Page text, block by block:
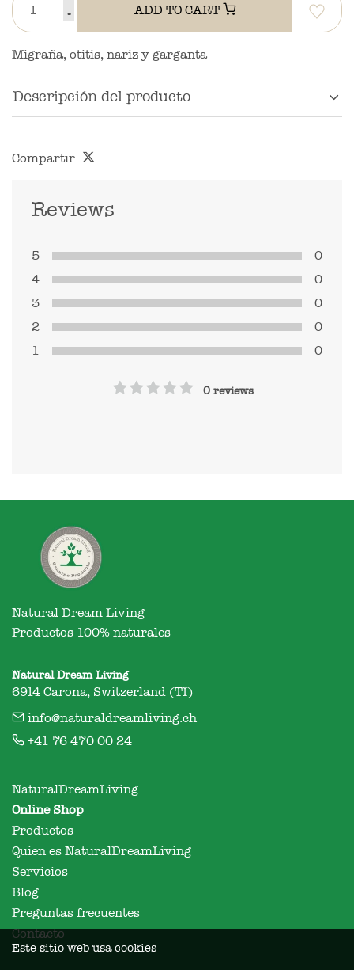
-
ADD TO CART
Migraña, otitis, nariz y garganta
Descripción del producto
Compartir
Reviews
5
0
4
0
3
0
2
0
1
0
0 reviews
Natural Dream Living
Productos 100% naturales
Natural Dream Living
6914 Carona, Switzerland (TI)
info@naturaldreamliving.ch
+41 76 470 00 24
NaturalDreamLiving
Online Shop
Productos
Quien es NaturalDreamLiving
Servicios
Blog
Preguntas frecuentes
Contacto
Este sitio web usa cookies